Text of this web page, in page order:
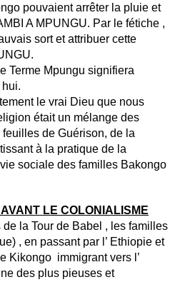
pouvaient arrêter la pluie et
A MPUNGU. Par le fétiche ,
sort et attribuer cette
Terme Mpungu signifiera
hui.
le vrai Dieu que nous
était un mélange des
de Guérison, de la
à la pratique de la
sociale des familles Bakongo
AVANT LE COLONIALISME
la Tour de Babel , les familles
, en passant par l’ Ethiopie et
Kikongo immigrant vers l’
des plus pieuses et